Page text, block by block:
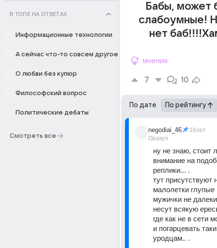
В ТОПЕ НА ОТВЕТАХ
Информационные технологии
А сейчас что-то совсем другое
О любви без купюр
Философский вопрос
Политические дебаты
Смотреть все
Бабы, может
слабоумные!
нет
мнения
7 10
По дате По рейтингу
negodiai_46
Оракул
16лет
ну не знаю, стоит
внимание на
реплики... .
тут присутствуют
малолетки глупые
мужички не
несут всякую
где как не в сети
и погарцевать
уродцам.. .